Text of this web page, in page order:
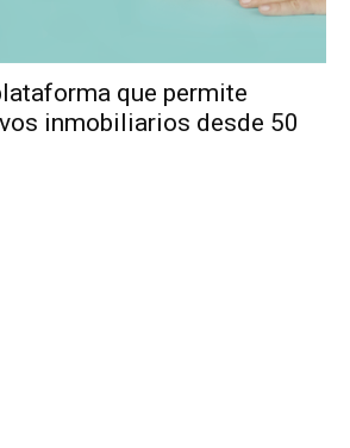
que permite
inmobiliarios desde 50